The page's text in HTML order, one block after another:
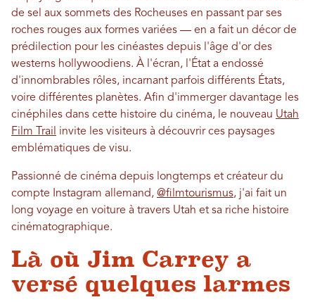
de sel aux sommets des Rocheuses en passant par ses
roches rouges aux formes variées — en a fait un décor de
prédilection pour les cinéastes depuis l'âge d'or des
westerns hollywoodiens. À l'écran, l'État a endossé
d'innombrables rôles, incarnant parfois différents États,
voire différentes planètes. Afin d'immerger davantage les
cinéphiles dans cette histoire du cinéma, le nouveau Utah
Film Trail
invite les visiteurs à découvrir ces paysages
emblématiques de visu.
Passionné de cinéma depuis longtemps et créateur du
compte Instagram allemand, @filmtourismus, j'ai fait un
long voyage en voiture à travers Utah et sa riche histoire
cinématographique.
Là où Jim Carrey a
versé quelques larmes